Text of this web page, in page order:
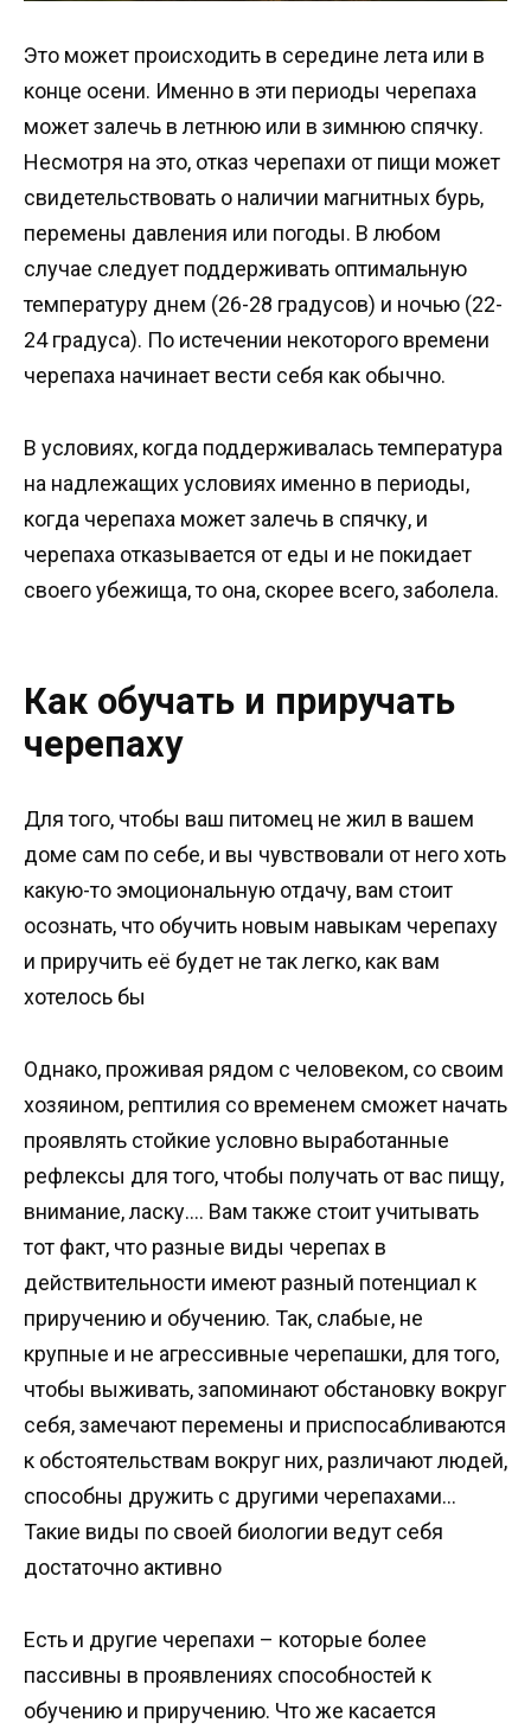
Это может происходить в середине лета или в
конце осени. Именно в эти периоды черепаха
может залечь в летнюю или в зимнюю спячку.
Несмотря на это, отказ черепахи от пищи может
свидетельствовать о наличии магнитных бурь,
перемены давления или погоды. В любом
случае следует поддерживать оптимальную
температуру днем (26-28 градусов) и ночью (22-
24 градуса). По истечении некоторого времени
черепаха начинает вести себя как обычно.
В условиях, когда поддерживалась температура
на надлежащих условиях именно в периоды,
когда черепаха может залечь в спячку, и
черепаха отказывается от еды и не покидает
своего убежища, то она, скорее всего, заболела.
Как обучать и приручать
черепаху
Для того, чтобы ваш питомец не жил в вашем
доме сам по себе, и вы чувствовали от него хоть
какую-то эмоциональную отдачу, вам стоит
осознать, что обучить новым навыкам черепаху
и приручить её будет не так легко, как вам
хотелось бы
Однако, проживая рядом с человеком, со своим
хозяином, рептилия со временем сможет начать
проявлять стойкие условно выработанные
рефлексы для того, чтобы получать от вас пищу,
внимание, ласку…. Вам также стоит учитывать
тот факт, что разные виды черепах в
действительности имеют разный потенциал к
приручению и обучению. Так, слабые, не
крупные и не агрессивные черепашки, для того,
чтобы выживать, запоминают обстановку вокруг
себя, замечают перемены и приспосабливаются
к обстоятельствам вокруг них, различают людей,
способны дружить с другими черепахами…
Такие виды по своей биологии ведут себя
достаточно активно
Есть и другие черепахи – которые более
пассивны в проявлениях способностей к
обучению и приручению. Что же касается